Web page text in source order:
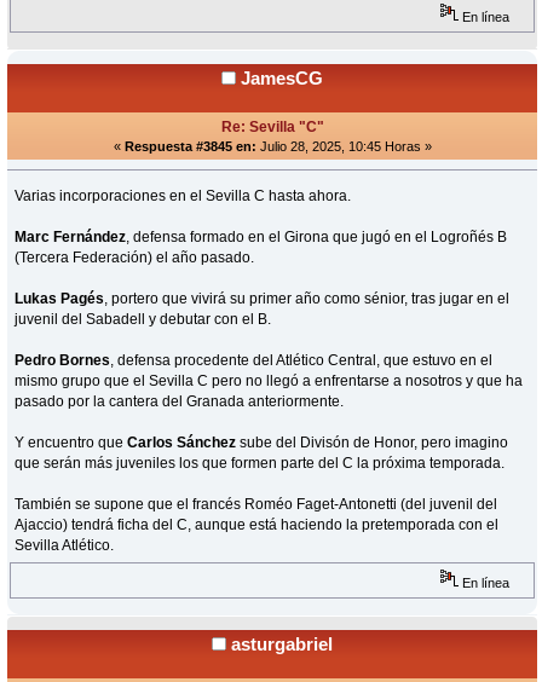
En línea
JamesCG
Re: Sevilla "C"
« Respuesta #3845 en: Julio 28, 2025, 10:45 Horas »
Varias incorporaciones en el Sevilla C hasta ahora.
Marc Fernández , defensa formado en el Girona que jugó en el Logroñés B
(Tercera Federación) el año pasado.
Lukas Pagés , portero que vivirá su primer año como sénior, tras jugar en el
juvenil del Sabadell y debutar con el B.
Pedro Bornes , defensa procedente del Atlético Central, que estuvo en el
mismo grupo que el Sevilla C pero no llegó a enfrentarse a nosotros y que ha
pasado por la cantera del Granada anteriormente.
Y encuentro queCarlos Sánchez sube del Divisón de Honor, pero imagino
que serán más juveniles los que formen parte del C la próxima temporada.
También se supone que el francés Roméo Faget-Antonetti (del juvenil del
Ajaccio) tendrá ficha del C, aunque está haciendo la pretemporada con el
Sevilla Atlético.
En línea
asturgabriel